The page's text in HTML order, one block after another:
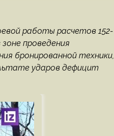
работы расчетов 152-
проведения
бронированной техники,
ударов дефицит